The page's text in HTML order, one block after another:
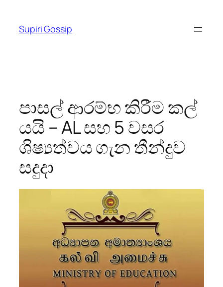
content
Supiri Gossip
පාසල් ආරම්භ කිරීම කල්
යයි – AL සහ 5 වසර
ශිෂ්‍යත්වය ගැන තීන්දුව
සදුදා